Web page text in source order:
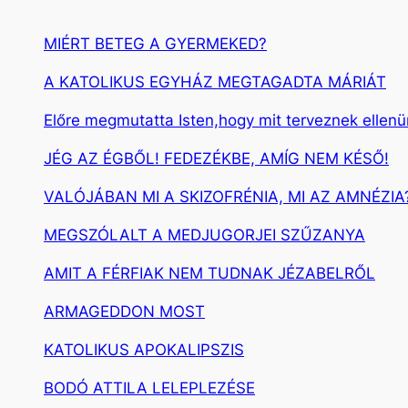
MIÉRT BETEG A GYERMEKED?
A KATOLIKUS EGYHÁZ MEGTAGADTA MÁRIÁT
Előre megmutatta Isten,hogy mit terveznek
JÉG AZ ÉGBŐL! FEDEZÉKBE, AMÍG NEM KÉSŐ!
VALÓJÁBAN MI A SKIZOFRÉNIA, MI AZ
MEGSZÓLALT A MEDJUGORJEI SZŰZANYA
AMIT A FÉRFIAK NEM TUDNAK JÉZABELRŐL
ARMAGEDDON MOST
KATOLIKUS APOKALIPSZIS
BODÓ ATTILA LELEPLEZÉSE